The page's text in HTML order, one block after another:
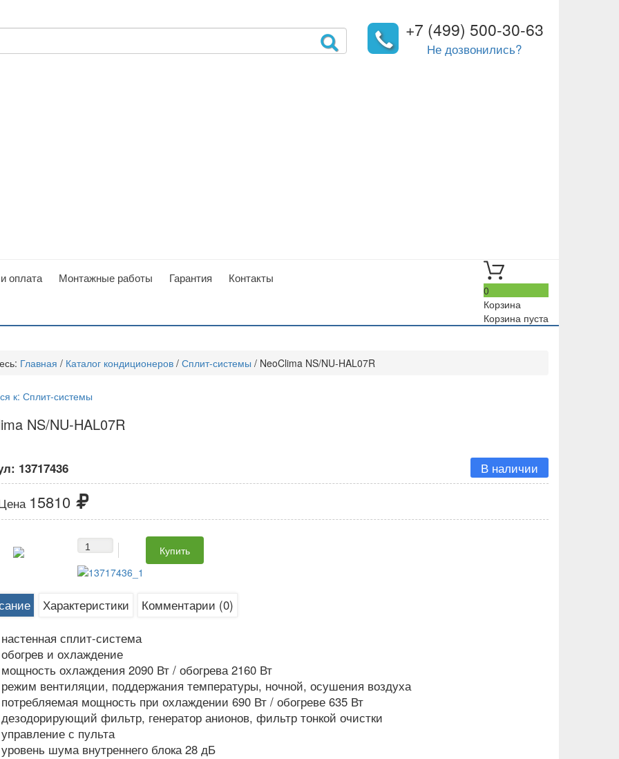
+7 (499) 500-30-63
Не дозвонились?
оплата Монтажные работы Гарантия Контакты
0
Корзина
Корзина пуста
Главная / Каталог кондиционеров/ Сплит-системы / NeoClima NS/NU-HAL07R
к: Сплит-системы
NS/NU-HAL07R
13717436 В наличии
15810
Характеристики
Комментарии (0)
настенная сплит-система
обогрев и охлаждение
мощность охлаждения 2090 Вт / обогрева 2160 Вт
режим вентиляции, поддержания температуры, ночной, осушения воздуха
потребляемая мощность при охлаждении 690 Вт / обогреве 635 Вт
дезодорирующий фильтр, генератор анионов, фильтр тонкой очистки
управление с пульта
уровень шума внутреннего блока 28 дБ